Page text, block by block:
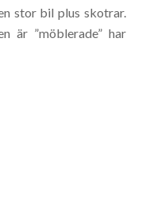
stor bil plus skotrar.
är ”möblerade” har